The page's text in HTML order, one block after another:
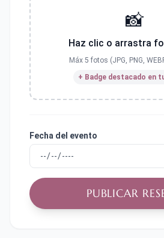
📸
Haz clic o arrastra
Máx 5 fotos (JPG, PNG,
+ Badge destacado en
Fecha del evento
PUBLICAR